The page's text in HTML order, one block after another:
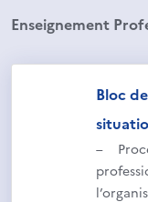
Enseignement
Bloc
–